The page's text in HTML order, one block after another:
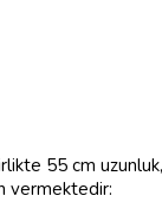
55 cm
vermektedir: